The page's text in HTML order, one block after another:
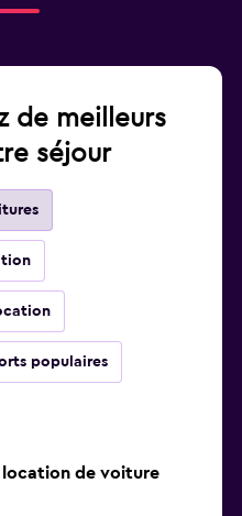
de meilleurs
séjour
populaires
location de voiture